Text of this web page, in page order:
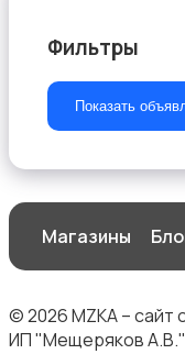
Товары для учебы
Другое
Фильтры
Показать
Магазины
© 2026 MZKA – сайт
ИП "Мещеряков А.В."